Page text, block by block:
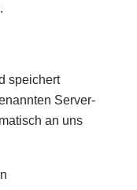
speichert
Server-
an uns